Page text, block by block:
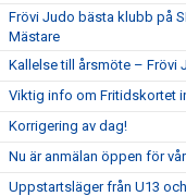
Frövi Judo bästa klubb på
Mästare
Kallelse till årsmöte – Frövi
Viktig info om Fritidskortet
Korrigering av dag!
Nu är anmälan öppen för
Uppstartsläger från U13